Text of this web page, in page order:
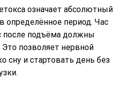
означает абсолютный
определённое период. Час
после подъёма должны
позволяет нервной
сну и стартовать день без